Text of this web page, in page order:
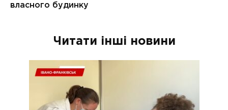
Читати інші новини